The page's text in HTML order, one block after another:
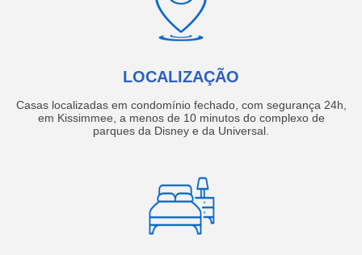
LOCALIZAÇÃO
Casas localizadas em condomínio fechado, com segurança 24h,
em Kissimmee, a menos de 10 minutos do complexo de
parques da Disney e da Universal.